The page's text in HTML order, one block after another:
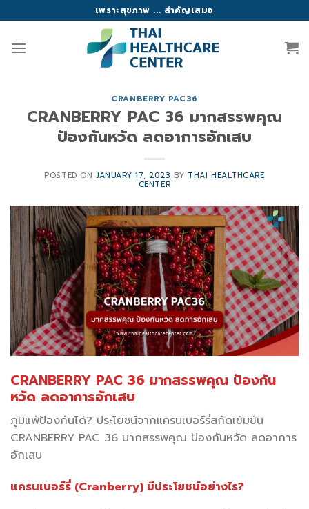
to
content
เพราะสุขภาพ ... สำคัญเสมอ
CRANBERRY PAC36
CRANBERRY PAC 36 มากสรรพคุณ
ป้องกันหวัด ลดอาการอักเสบ
POSTED ON JANUARY 17, 2023 BY THAI HEALTHCARE
CENTER
CRANBERRY PAC 36 มากสรรพคุณ ป้องกัน
หวัด ลดอาการอักเสบ
ภูมิแพ้ป้องกันได้? ประโยชน์จากแครนเบอร์รี่สกัดเข้มข้น
CRANBERRY PAC 36 มากสรรพคุณ ป้องกันหวัด ลดอาการ
อักเสบ
แครนเบอร์รี่ (Cranberry) มีประโยชน์อย่างไร?